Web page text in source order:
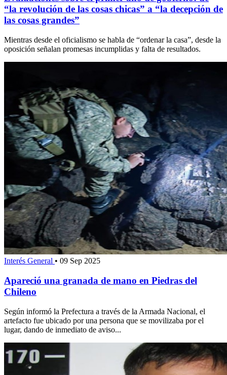
“la revolución de las cosas chicas” a “la decepción de
las cosas grandes”
Mientras desde el oficialismo se habla de “ordenar la casa”, desde la
oposición señalan promesas incumplidas y falta de resultados.
Interés General • 09 Sep 2025
Apareció una granada de mano en Piedras del
Chileno
Según informó la Prefectura a través de la Armada Nacional, el
artefacto fue ubicado por una persona que se movilizaba por el
lugar, dando de inmediato de aviso...